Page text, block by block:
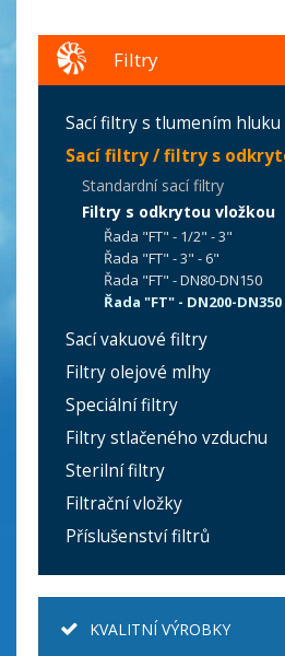
Filtry
Sací filtry s tlumením hluku
Sací filtry / filtry s
Standardní sací filtry
Filtry s odkrytou vložkou
Řada "FT" - 1/2" - 3"
Řada "FT" - 3" - 6"
Řada "FT" - DN80-DN150
Řada "FT" - DN200-DN350
Sací vakuové filtry
Filtry olejové mlhy
Speciální filtry
Filtry stlačeného vzduchu
Sterilní filtry
Filtrační vložky
Příslušenství filtrů
KVALITNÍ VÝROBKY